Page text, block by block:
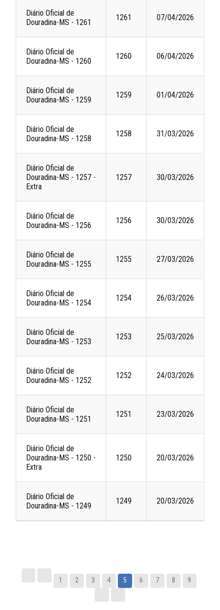
Diário Oficial de
Douradina-MS - 1261
1261 07/04/2026
Diário Oficial de
Douradina-MS - 1260
1260 06/04/2026
Diário Oficial de
Douradina-MS - 1259
1259 01/04/2026
Diário Oficial de
Douradina-MS - 1258
1258 31/03/2026
Diário Oficial de
Douradina-MS - 1257 -
Extra
1257 30/03/2026
Diário Oficial de
Douradina-MS - 1256
1256 30/03/2026
Diário Oficial de
Douradina-MS - 1255
1255 27/03/2026
Diário Oficial de
Douradina-MS - 1254
1254 26/03/2026
Diário Oficial de
Douradina-MS - 1253
1253 25/03/2026
Diário Oficial de
Douradina-MS - 1252
1252 24/03/2026
Diário Oficial de
Douradina-MS - 1251
1251 23/03/2026
Diário Oficial de
Douradina-MS - 1250 -
Extra
1250 20/03/2026
Diário Oficial de
Douradina-MS - 1249
1249 20/03/2026
1 2 3 4 5 6 7 8 9